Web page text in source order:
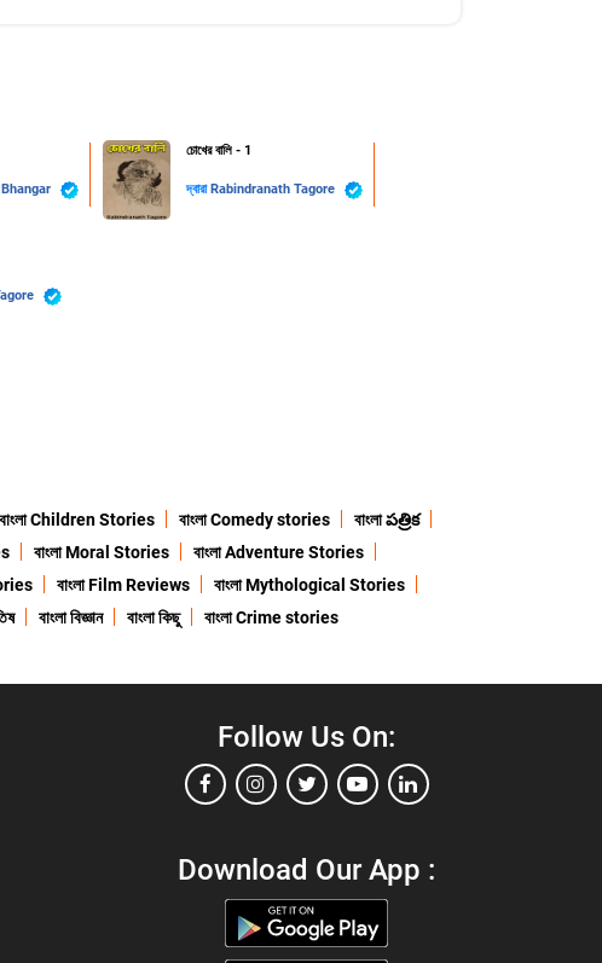
চোখের বালি - 1
দ্বারা Rabindranath Tagore
বাংলা Children Stories বাংলা Comedy stories
বাংলা పత్రిక
বাংলা Moral Stories
বাংলা Adventure Stories
বাংলা Film Reviews
বাংলা Mythological Stories
বাংলা বিজ্ঞান বাংলা কিছু বাংলা Crime stories
Follow Us On:
Download Our App :